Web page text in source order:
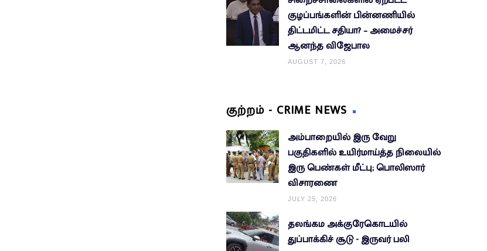
குழப்பங்களின் பின்னணியில்
திட்டமிட்ட சதியா? – அமைச்சர்
ஆனந்த விஜேபால
AUGUST 7, 2026
குற்றம் - CRIME NEWS
அம்பாறையில் இரு வேறு
பகுதிகளில் உயிர்மாய்த்த நிலையில்
இரு பெண்கள் மீட்பு; பொலிஸார்
விசாரணை
JULY 25, 2026
தலங்கம அக்குரேகொடயில்
துப்பாக்கிச் சூடு - இருவர் பலி